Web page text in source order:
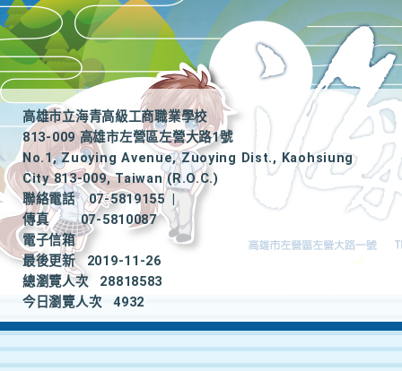
高雄市立海青高級工商職業學校
813-009 高雄市左營區左營大路1號
No.1, Zuoying Avenue, Zuoying Dist., Kaohsiung
City 813-009, Taiwan (R.O.C.)
聯絡電話
07-5819155
|
傳真
07-5810087
電子信箱
最後更新
2019-11-26
總瀏覽人次
28818583
今日瀏覽人次
4932